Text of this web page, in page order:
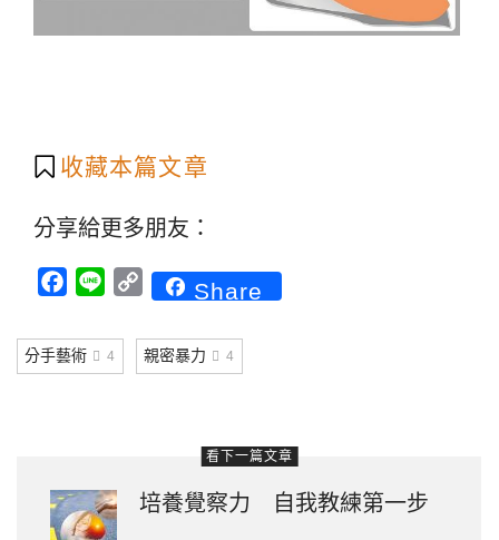
收藏本篇文章
分享給更多朋友：
Facebook
Line CopyShare
分手藝術 4 親密暴力 4
看下一篇文章
培養覺察力 自我教練第一步